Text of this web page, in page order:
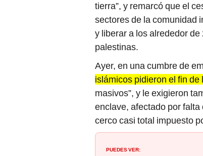
tierra”, y remarcó que el
sectores de la comunidad
y liberar a los alrededor
palestinas.
Ayer, en una cumbre de
islámicos pidieron el fin de
masivos”, y le exigieron
enclave, afectado por
cerco casi total impuesto
PUEDES VER: